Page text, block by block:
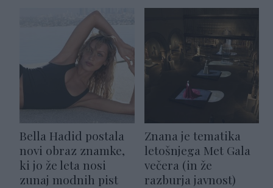
Bella Hadid postala
novi obraz znamke,
ki jo že leta nosi
zunaj modnih pist
Znana je tematika
letošnjega Met Gala
večera (in že
razburja javnost)